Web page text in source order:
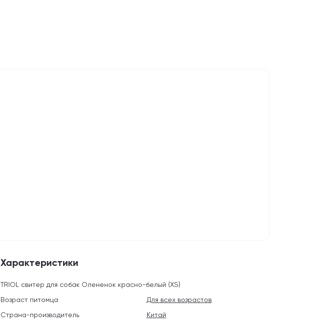
Характеристики
TRIOL свитер для собак Олененок красно-белый (XS)
Возраст питомца
Для всех возрастов
Страна-производитель
Китай